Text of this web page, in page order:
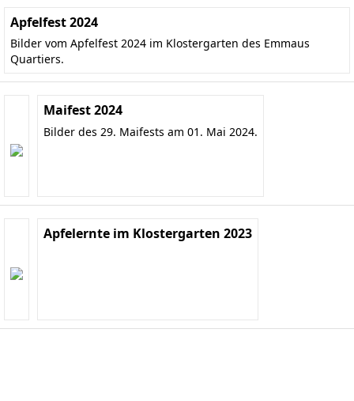
Apfelfest 2024
Bilder vom Apfelfest 2024 im Klostergarten des Emmaus
Quartiers.
Maifest 2024
Bilder des 29. Maifests am 01. Mai 2024.
Apfelernte im Klostergarten 2023